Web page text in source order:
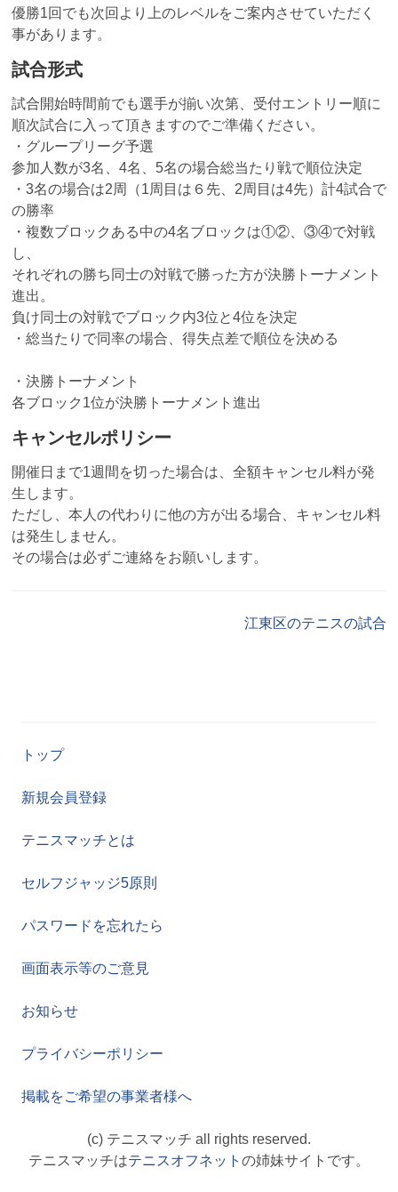
優勝1回でも次回より上のレベルをご案内させていただく
事があります。
試合形式
試合開始時間前でも選手が揃い次第、受付エントリー順に
順次試合に入って頂きますのでご準備ください。
・グループリーグ予選
参加人数が3名、4名、5名の場合総当たり戦で順位決定
・3名の場合は2周（1周目は６先、2周目は4先）計4試合で
の勝率
・複数ブロックある中の4名ブロックは①②、③④で対戦
し、
それぞれの勝ち同士の対戦で勝った方が決勝トーナメント
進出。
負け同士の対戦でブロック内3位と4位を決定
・総当たりで同率の場合、得失点差で順位を決める
・決勝トーナメント
各ブロック1位が決勝トーナメント進出
キャンセルポリシー
開催日まで1週間を切った場合は、全額キャンセル料が発
生します。
ただし、本人の代わりに他の方が出る場合、キャンセル料
は発生しません。
その場合は必ずご連絡をお願いします。
江東区のテニスの試合
トップ
新規会員登録
テニスマッチとは
セルフジャッジ5原則
パスワードを忘れたら
画面表示等のご意見
お知らせ
プライバシーポリシー
掲載をご希望の事業者様へ
(c) テニスマッチ all rights reserved.
テニスマッチはテニスオフネット の姉妹サイトです。